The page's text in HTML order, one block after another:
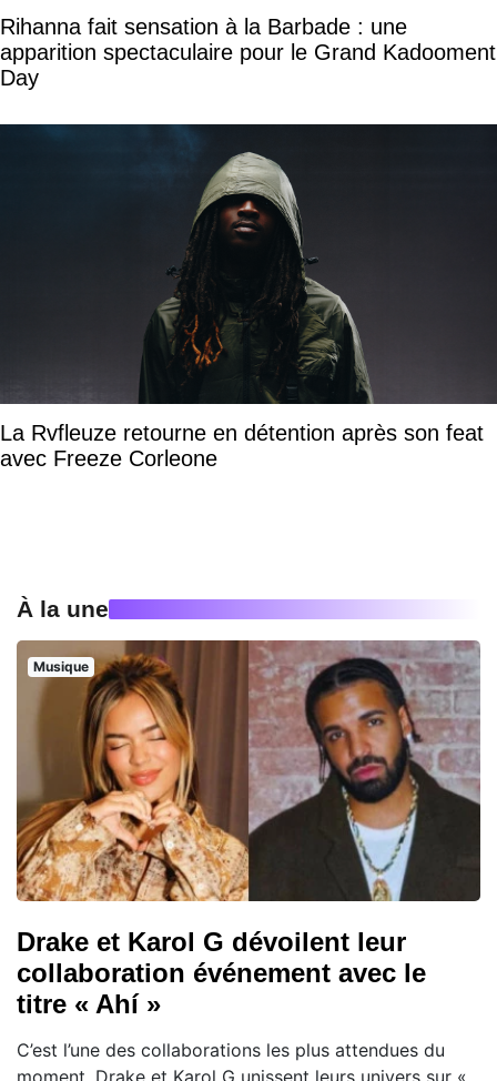
Rihanna fait sensation à la Barbade : une
apparition spectaculaire pour le Grand Kadooment
Day
La Rvfleuze retourne en détention après son feat
avec Freeze Corleone
À la une
Musique
Drake et Karol G dévoilent leur
collaboration événement avec le
titre « Ahí »
C’est l’une des collaborations les plus attendues du